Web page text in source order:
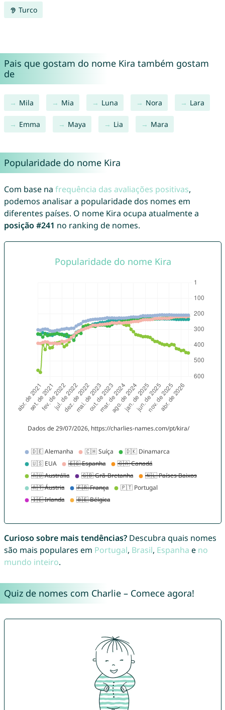
Turco
Pais que gostam do nome Kira também gostam
de
Mila Mia Luna Nora Lara
Emma Maya Lia Mara
Popularidade do nome Kira
Com base na frequência das avaliações positivas,
podemos analisar a popularidade dos nomes em
diferentes países. O nome Kira ocupa atualmente a
posição #241 no ranking de nomes.
Curioso sobre mais tendências?Descubra quais nomes
são mais populares em Portugal, Brasil, Espanha e no
mundo inteiro.
Quiz de nomes com Charlie – Comece agora!